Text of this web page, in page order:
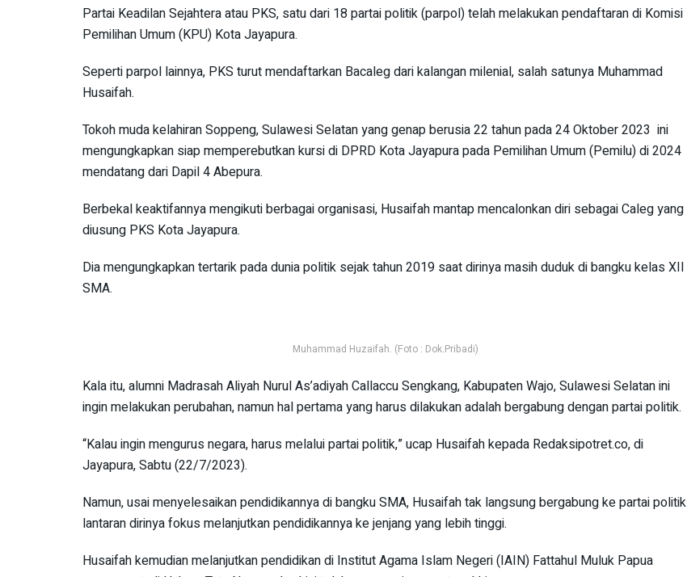
Partai Keadilan Sejahtera atau PKS, satu dari 18 partai politik (parpol) telah melakukan pendaftaran di Komisi
Pemilihan Umum (KPU) Kota Jayapura.
Seperti parpol lainnya, PKS turut mendaftarkan Bacaleg dari kalangan milenial, salah satunya Muhammad
Husaifah.
Tokoh muda kelahiran Soppeng, Sulawesi Selatan yang genap berusia 22 tahun pada 24 Oktober 2023 ini
mengungkapkan siap memperebutkan kursi di DPRD Kota Jayapura pada Pemilihan Umum (Pemilu) di 2024
mendatang dari Dapil 4 Abepura.
Berbekal keaktifannya mengikuti berbagai organisasi, Husaifah mantap mencalonkan diri sebagai Caleg yang
diusung PKS Kota Jayapura.
Dia mengungkapkan tertarik pada dunia politik sejak tahun 2019 saat dirinya masih duduk di bangku kelas XII
SMA.
Muhammad Huzaifah. (Foto : Dok.Pribadi)
Kala itu, alumni Madrasah Aliyah Nurul As’adiyah Callaccu Sengkang, Kabupaten Wajo, Sulawesi Selatan ini
ingin melakukan perubahan, namun hal pertama yang harus dilakukan adalah bergabung dengan partai politik.
“Kalau ingin mengurus negara, harus melalui partai politik,” ucap Husaifah kepada Redaksipotret.co, di
Jayapura, Sabtu (22/7/2023).
Namun, usai menyelesaikan pendidikannya di bangku SMA, Husaifah tak langsung bergabung ke partai politik
lantaran dirinya fokus melanjutkan pendidikannya ke jenjang yang lebih tinggi.
Husaifah kemudian melanjutkan pendidikan di Institut Agama Islam Negeri (IAIN) Fattahul Muluk Papua